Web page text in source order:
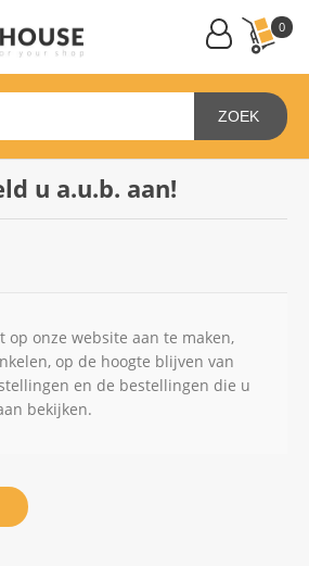
0
ZOEK
u a.u.b. aan!
op onze website aan te maken,
op de hoogte blijven van
en de bestellingen die u
bekijken.